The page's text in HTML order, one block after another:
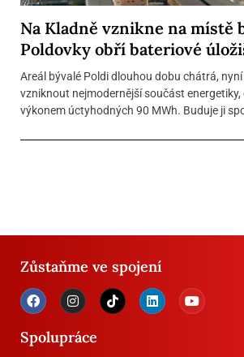
Na Kladně vznikne na místě
Poldovky obří bateriové
Areál bývalé Poldi dlouhou dobu chátrá, nyní
vzniknout nejmodernější součást energetiky,
výkonem úctyhodných 90 MWh. Buduje ji
Zůstaňme ve spojení
Spolupráce